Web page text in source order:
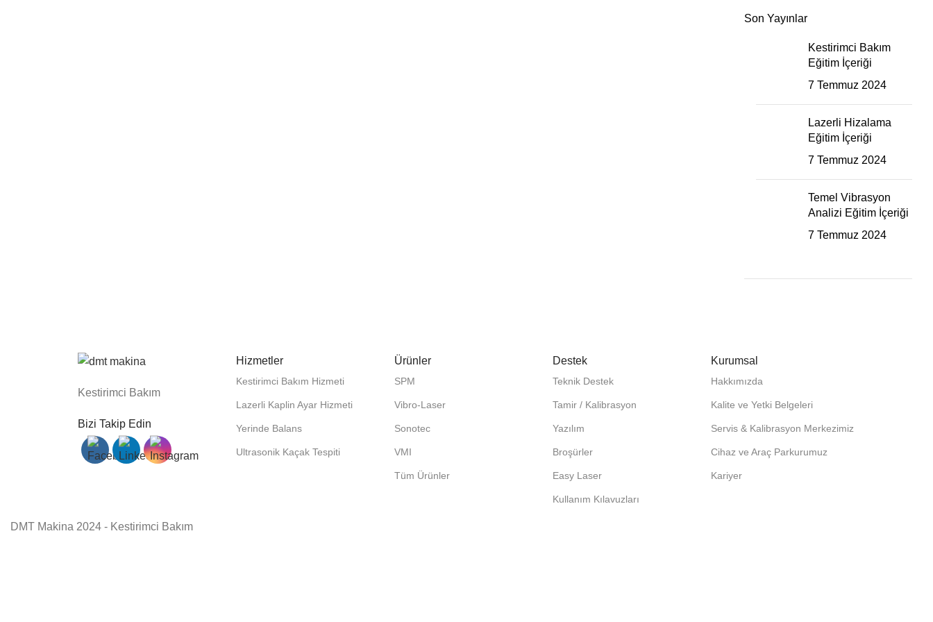
Son Yayınlar
Kestirimci Bakım
Eğitim İçeriği
7 Temmuz 2024
Lazerli Hizalama
Eğitim İçeriği
7 Temmuz 2024
Temel Vibrasyon
Analizi Eğitim İçeriği
7 Temmuz 2024
Kestirimci Bakım
Bizi Takip Edin
Hizmetler
Kestirimci Bakım Hizmeti
Lazerli Kaplin Ayar Hizmeti
Yerinde Balans
Ultrasonik Kaçak Tespiti
Ürünler
SPM
Vibro-Laser
Sonotec
VMI
Tüm Ürünler
Destek
Teknik Destek
Tamir / Kalibrasyon
Yazılım
Broşürler
Easy Laser
Kullanım Kılavuzları
Kurumsal
Hakkımızda
Kalite ve Yetki Belgeleri
Servis & Kalibrasyon Merkezimiz
Cihaz ve Araç Parkurumuz
Kariyer
DMT Makina 2024 - Kestirimci Bakım